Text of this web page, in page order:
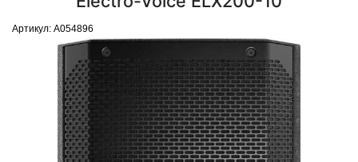
Артикул: A054896